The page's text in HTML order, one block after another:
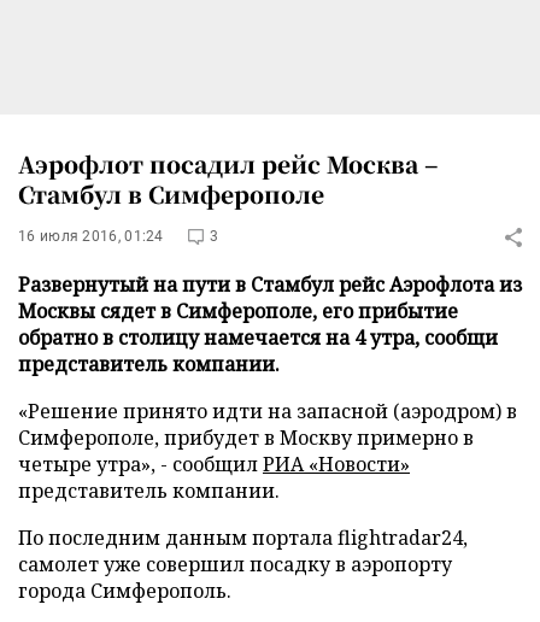
Аэрофлот посадил рейс Москва –
Стамбул в Симферополе
16 июля 2016, 01:24 3
Развернутый на пути в Стамбул рейс Аэрофлота из
Москвы сядет в Симферополе, его прибытие
обратно в столицу намечается на 4 утра, сообщи
представитель компании.
«Решение принято идти на запасной (аэродром) в
Симферополе, прибудет в Москву примерно в
четыре утра», - сообщилРИА «Новости»
представитель компании.
По последним данным портала flightradar24,
самолет уже совершил посадку в аэропорту
города Симферополь.